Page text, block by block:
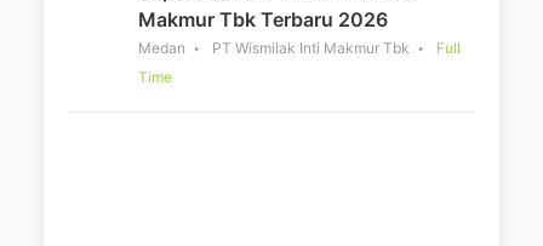
Makmur Tbk Terbaru 2026
Medan PT Wismilak Inti Makmur Tbk
Full
Time